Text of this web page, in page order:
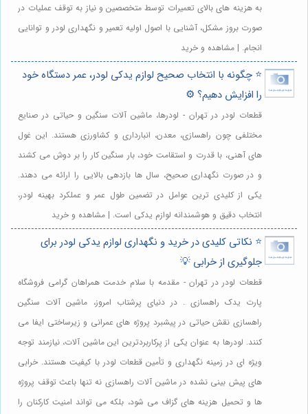
به هزینه های بالای تعمیرات توسط متخصصین و نیاز به توقف عملیات در
صورت بروز مشکل، آشنایی با اصول اولیه تعمیر و نگهداری لودر و توانایی
انجام. | مشاهده و خرید
⭐️ چگونه با انتخاب صحیح لوازم یدکی لودر، عمر دستگاه خود
را افزایش دهیم؟ ⚙️
قطعات لودر در تهران - لودرها، ماشین آلات سنگین و حیاتی در صنایع
مختلفی چون راهسازی، معدن، انبارداری و کشاورزی هستند. این غول
های آهنی، با قدرت و استقامت خود، بار سنگین کار را بر دوش می کشند
و در صورت نگهداری صحیح، سال ها بازدهی بالایی را ارائه می دهند.
یکی از کلیدی ترین عوامل در تضمین طول عمر و عملکرد بهینه لودر،
انتخاب دقیق و هوشمندانه لوازم یدکی است. | مشاهده و خرید
⭐️ نکاتی کلیدی در خرید و نگهداری لوازم یدکی لودر برای
جلوگیری از خرابی 💡
قطعات لودر در تهران - مقدمه با سلام خدمت همراهان گرامی فروشگاه
پارت یدک راهسازی . در دنیای پرشتاب امروز، ماشین آلات سنگین
راهسازی نقش حیاتی در پیشبرد پروژه های عمرانی و زیرساختی ایفا می
کنند. لودرها به عنوان یکی از پرکاربردترین این ماشین آلات، نیازمند توجه
ویژه ای در زمینه نگهداری و تأمین قطعات لودر با کیفیت هستند. خرابی
های پیش بینی نشده در ماشین آلات راهسازی نه تنها باعث توقف پروژه
ها و تحمیل هزینه های گزاف می شود، بلکه می تواند امنیت کارکنان را